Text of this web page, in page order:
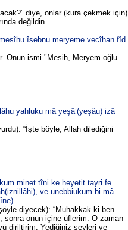
diye, onlar (kura çekmek için)
değildin.
îsebnu meryeme vecîhan fîd
Onun ismi "Mesih, Meryem oğlu
yahluku mâ yeşâ’(yeşâu) izâ
“İşte böyle, Allah dilediğini
minet tîni ke heyetit tayri fe
ve unebbiukum bi mâ
diyecek): “Muhakkak ki ben
sonra onun içine üflerim. O zaman
diriltirim. Yediğiniz şeyleri ve